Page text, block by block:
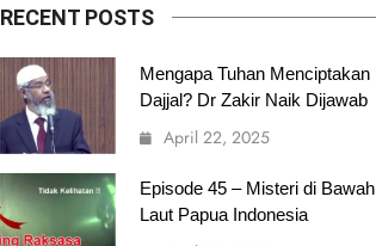
RECENT POSTS
Mengapa Tuhan Menciptakan
Dajjal? Dr Zakir Naik Dijawab
April 22, 2025
Episode 45 – Misteri di Bawah
Laut Papua Indonesia